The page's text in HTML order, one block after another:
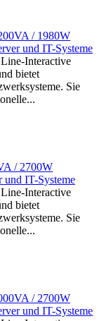
und IT-Systeme
Interactive
bietet
Sie
IT-Systeme
Interactive
bietet
Sie
und IT-Systeme